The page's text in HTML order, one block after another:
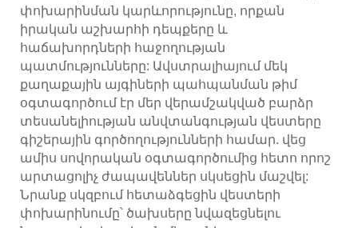
փոխարինման կարևորությունը, որքան
իրական աշխարհի դեպքերը և
հաճախորդների հաջողության
պատմությունները: Ավստրալիայում մեկ
քաղաքային այգիների պահպանման թիմ
օգտագործում էր մեր վերամշակված բարձր
տեսանելիության անվտանգության վեստերը
գիշերային գործողությունների համար. վեց
ամիս սովորական օգտագործումից հետո որոշ
արտացոլիչ ժապավեններ սկսեցին մաշվել:
Նրանք սկզբում հետաձգեցին վեստերի
փոխարինումը՝ ծախսերը նվազեցնելու